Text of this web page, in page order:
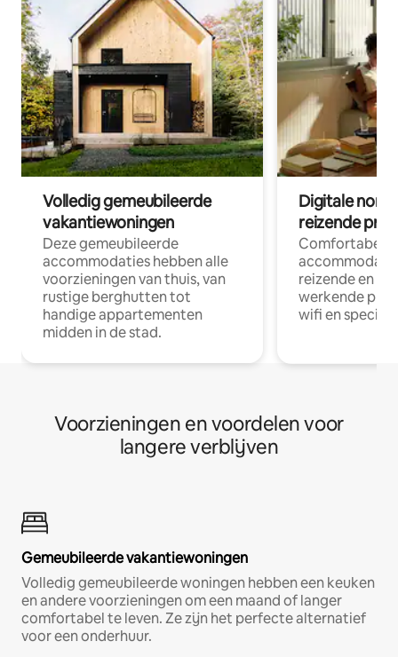
Volledig gemeubileerde
vakantiewoningen
Deze gemeubileerde
accommodaties hebben alle
voorzieningen van thuis, van
rustige berghutten tot
handige appartementen
midden in de stad.
Digitale
reizende
Comfortabele
reizende en
werkende
wifi en
Voorzieningen en voordelen voor
langere verblijven
Gemeubileerde vakantiewoningen
Volledig gemeubileerde woningen hebben een keuken
en andere voorzieningen om een maand of langer
comfortabel te leven. Ze zijn het perfecte alternatief
voor een onderhuur.